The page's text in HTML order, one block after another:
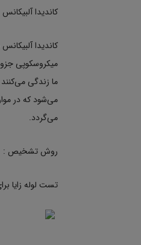
کاندیدا
کاندیدا
میکروسکوپی
ما زندگی
می‌شود که در
می‌گردد.
روش تشخیص :
تست لوله زایا